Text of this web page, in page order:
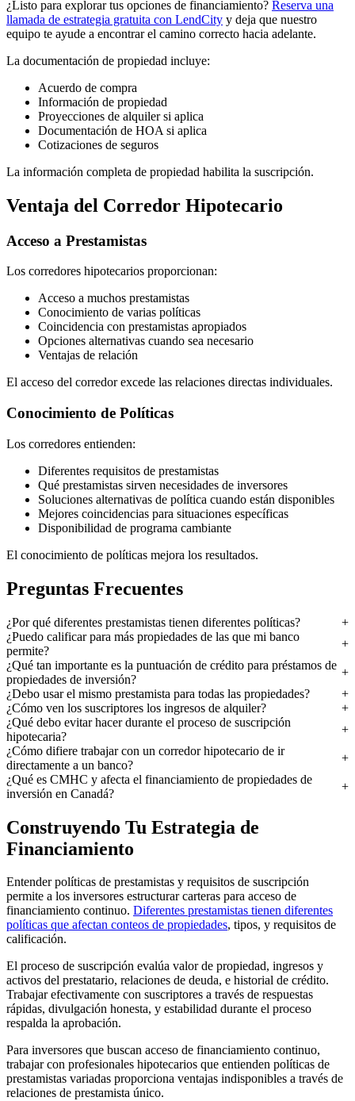
¿Listo para explorar tus opciones de financiamiento? Reserva una
llamada de estrategia gratuita con LendCity y deja que nuestro
equipo te ayude a encontrar el camino correcto hacia adelante.
La documentación de propiedad incluye:
Acuerdo de compra
Información de propiedad
Proyecciones de alquiler si aplica
Documentación de HOA si aplica
Cotizaciones de seguros
La información completa de propiedad habilita la suscripción.
Ventaja del Corredor Hipotecario
Acceso a Prestamistas
Los corredores hipotecarios proporcionan:
Acceso a muchos prestamistas
Conocimiento de varias políticas
Coincidencia con prestamistas apropiados
Opciones alternativas cuando sea necesario
Ventajas de relación
El acceso del corredor excede las relaciones directas individuales.
Conocimiento de Políticas
Los corredores entienden:
Diferentes requisitos de prestamistas
Qué prestamistas sirven necesidades de inversores
Soluciones alternativas de política cuando están disponibles
Mejores coincidencias para situaciones específicas
Disponibilidad de programa cambiante
El conocimiento de políticas mejora los resultados.
Preguntas Frecuentes
¿Por qué diferentes prestamistas tienen diferentes políticas?
¿Puedo calificar para más propiedades de las que mi banco
permite?
¿Qué tan importante es la puntuación de crédito para préstamos de
propiedades de inversión?
¿Debo usar el mismo prestamista para todas las propiedades?
¿Cómo ven los suscriptores los ingresos de alquiler?
¿Qué debo evitar hacer durante el proceso de suscripción
hipotecaria?
¿Cómo difiere trabajar con un corredor hipotecario de ir
directamente a un banco?
¿Qué es CMHC y afecta el financiamiento de propiedades de
inversión en Canadá?
Construyendo Tu Estrategia de
Financiamiento
Entender políticas de prestamistas y requisitos de suscripción
permite a los inversores estructurar carteras para acceso de
financiamiento continuo. Diferentes prestamistas tienen diferentes
políticas que afectan conteos de propiedades, tipos, y requisitos de
calificación.
El proceso de suscripción evalúa valor de propiedad, ingresos y
activos del prestatario, relaciones de deuda, e historial de crédito.
Trabajar efectivamente con suscriptores a través de respuestas
rápidas, divulgación honesta, y estabilidad durante el proceso
respalda la aprobación.
Para inversores que buscan acceso de financiamiento continuo,
trabajar con profesionales hipotecarios que entienden políticas de
prestamistas variadas proporciona ventajas indisponibles a través de
relaciones de prestamista único.